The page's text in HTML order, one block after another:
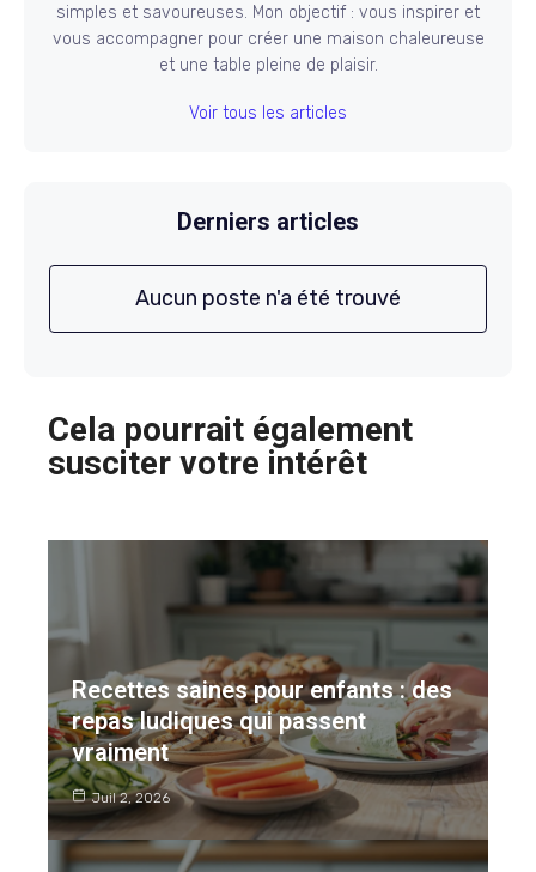
simples et savoureuses. Mon objectif : vous inspirer et
vous accompagner pour créer une maison chaleureuse
et une table pleine de plaisir.
Voir tous les articles
Derniers articles
Aucun poste n'a été trouvé
Cela pourrait également
susciter votre intérêt
Recettes saines pour enfants : des
repas ludiques qui passent
vraiment
Juil 2, 2026